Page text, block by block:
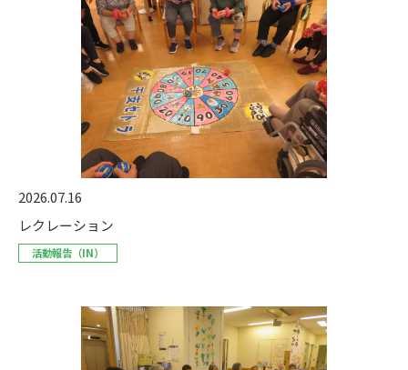
2026.07.16
レクレーション
活動報告（IN）